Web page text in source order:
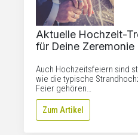
Aktuelle Hochzeit-
für Deine Zeremonie
Auch Hochzeitsfeiern sind
wie die typische
Feier gehören…
Zum Artikel